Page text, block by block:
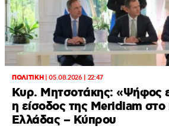
ΠΟΛΙΤΙΚΗ|05.08.2026 | 22:47
Κυρ. Μητσοτάκης: «Ψήφος
η είσοδος της Meridiam
Ελλάδας – Κύπρου